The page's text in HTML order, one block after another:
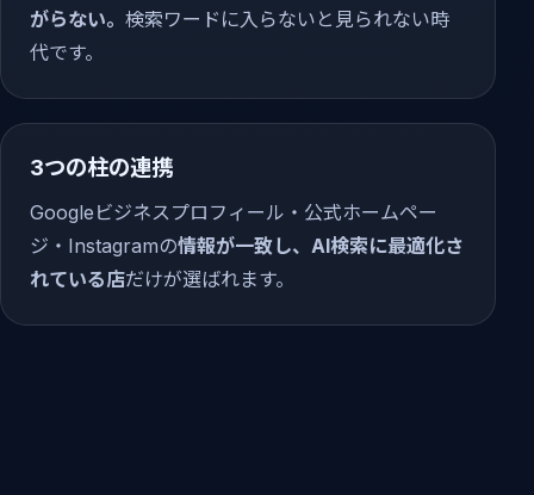
がらない。 検索ワードに入らないと見られない時
代です。
3つの柱の連携
Googleビジネスプロフィール・公式ホームペー
ジ・Instagramの情報が一致し、AI検索に最適化さ
れている店だけが選ばれます。